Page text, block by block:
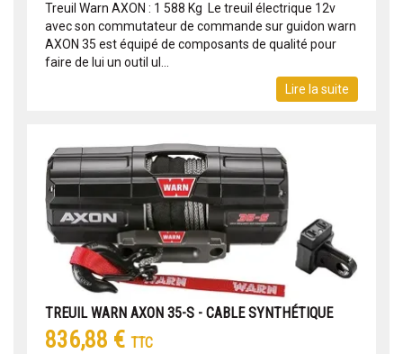
Treuil Warn AXON : 1 588 Kg Le treuil électrique 12v
avec son commutateur de commande sur guidon warn
AXON 35 est équipé de composants de qualité pour
faire de lui un outil ul...
Lire la suite
TREUIL WARN AXON 35-S - CABLE SYNTHÉTIQUE
836,88 € TTC